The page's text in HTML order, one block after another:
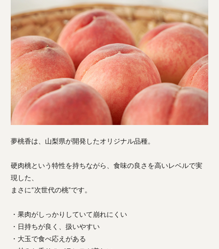
夢桃香は、山梨県が開発したオリジナル品種。
硬肉桃という特性を持ちながら、食味の良さを高いレベルで実
現した、
まさに“次世代の桃”です。
・果肉がしっかりしていて崩れにくい
・日持ちが良く、扱いやすい
・大玉で食べ応えがある